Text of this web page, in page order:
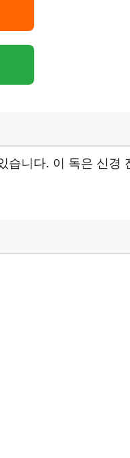
습니다. 이 독은 신경